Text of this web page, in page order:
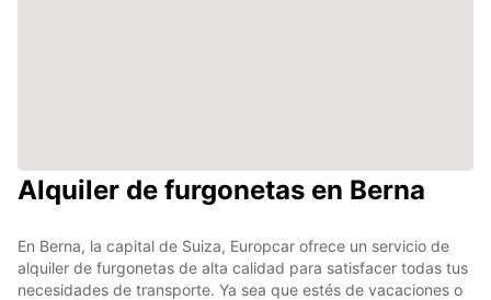
Alquiler de furgonetas en Berna
En Berna, la capital de Suiza, Europcar ofrece un servicio de
alquiler de furgonetas de alta calidad para satisfacer todas tus
necesidades de transporte. Ya sea que estés de vacaciones o